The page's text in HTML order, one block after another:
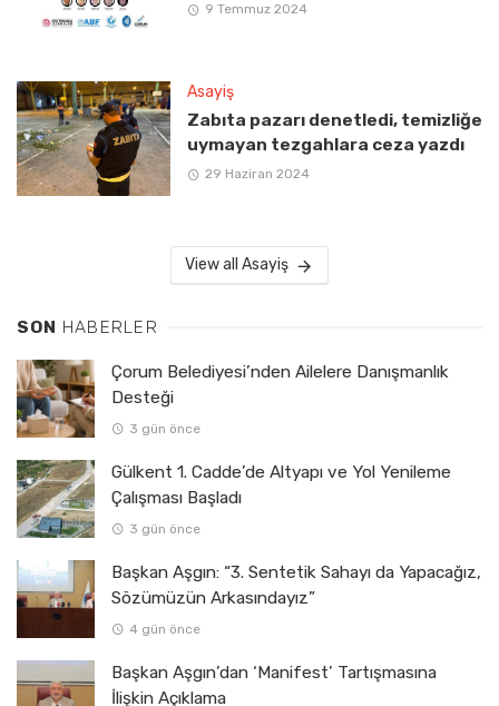
9 Temmuz 2024
Asayiş
Zabıta pazarı denetledi, temizliğe
uymayan tezgahlara ceza yazdı
29 Haziran 2024
View all Asayiş
SON HABERLER
Çorum Belediyesi’nden Ailelere Danışmanlık
Desteği
3 gün önce
Gülkent 1. Cadde’de Altyapı ve Yol Yenileme
Çalışması Başladı
3 gün önce
Başkan Aşgın: “3. Sentetik Sahayı da Yapacağız,
Sözümüzün Arkasındayız”
4 gün önce
Başkan Aşgın’dan ‘Manifest’ Tartışmasına
İlişkin Açıklama